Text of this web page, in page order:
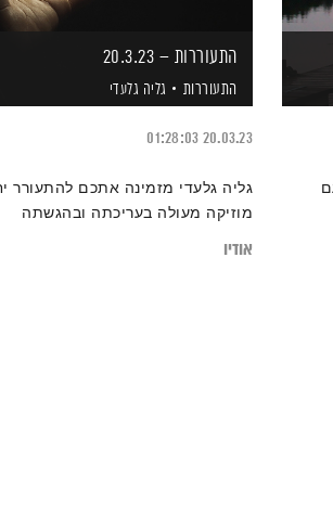
התעוררות – 20.3.23
התעוררות גליה גלעדי
20.03.23
01:28:03
גליה גלעדי מזמינה אתכם להתעורר
מוזיקה מעולה בעריכתה ובהגשתה
אודיו